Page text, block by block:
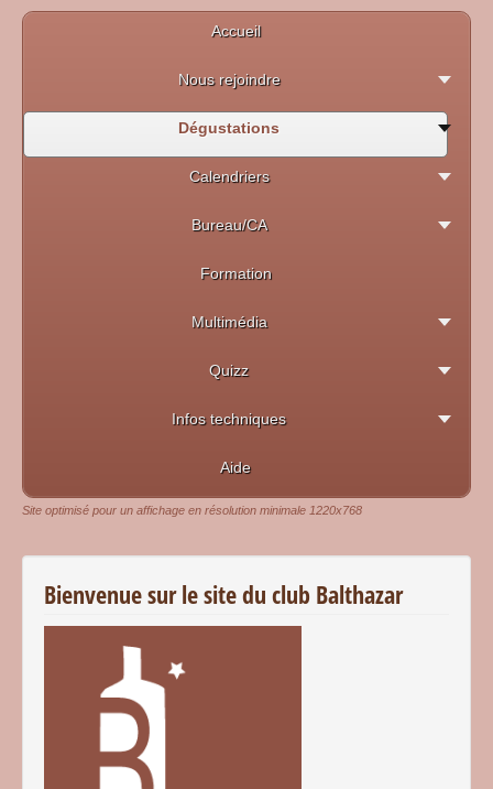
Accueil
Nous rejoindre
Dégustations
Calendriers
Bureau/CA
Formation
Multimédia
Quizz
Infos techniques
Aide
Site optimisé pour un affichage en résolution minimale 1220x768
Bienvenue sur le site du club Balthazar